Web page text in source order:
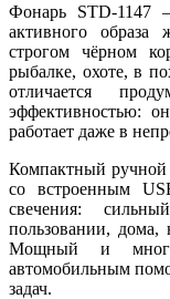
Фонарь STD-1147
активного
строгом чёрном
рыбалке, охоте, в
отличается
эффективностью:
работает даже в
Компактный ручной
со встроенным
свечения:
пользовании, дома,
Мощный и
автомобильным
задач.